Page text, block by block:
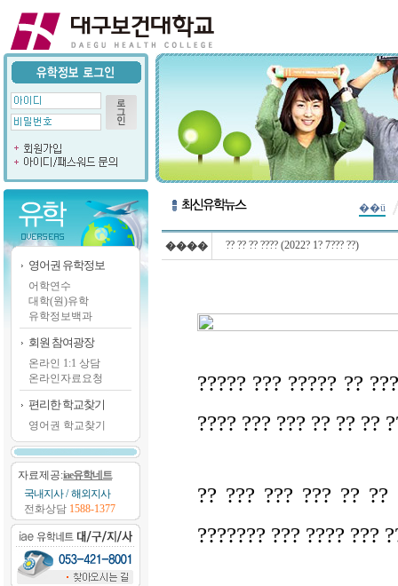
영어권 유학정보
어학연수
대학(원)유학
유학정보백과
회원 참여광장
온라인 1:1 상담
온라인자료요청
편리한 학교찾기
영어권 학교찾기
자료제공:iae유학네트
국내지사/해외지사
전화상담 1588-1377
��ü
���� ?? ?? ?? ???? (2022? 1? 7??? ??)
????? ??? ????? ??
???? ??? ??? ?? ?? ??
?? ??? ??? ??? ??
??????? ??? ???? ???